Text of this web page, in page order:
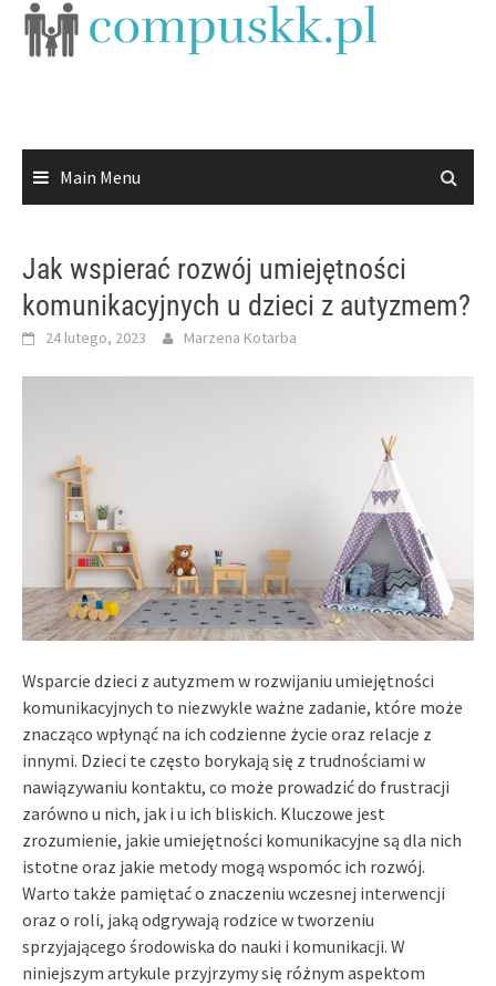
Skip
Main Menu
Jak wspierać rozwój umiejętności
komunikacyjnych u dzieci z autyzmem?
24 lutego, 2023 Marzena Kotarba
Wsparcie dzieci z autyzmem w rozwijaniu umiejętności
komunikacyjnych to niezwykle ważne zadanie, które może
znacząco wpłynąć na ich codzienne życie oraz relacje z
innymi. Dzieci te często borykają się z trudnościami w
nawiązywaniu kontaktu, co może prowadzić do frustracji
zarówno u nich, jak i u ich bliskich. Kluczowe jest
zrozumienie, jakie umiejętności komunikacyjne są dla nich
istotne oraz jakie metody mogą wspomóc ich rozwój.
Warto także pamiętać o znaczeniu wczesnej interwencji
oraz o roli, jaką odgrywają rodzice w tworzeniu
sprzyjającego środowiska do nauki i komunikacji. W
niniejszym artykule przyjrzymy się różnym aspektom